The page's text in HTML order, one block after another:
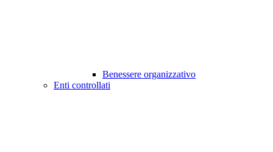
Benessere organizzativo
Enti controllati